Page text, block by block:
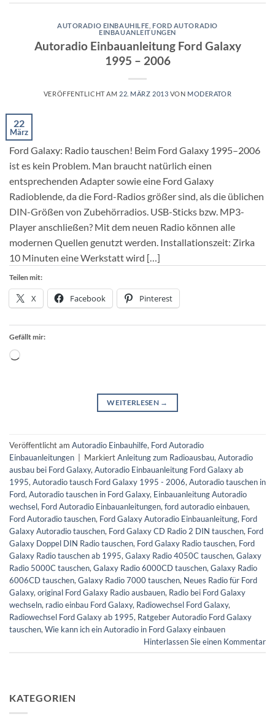
AUTORADIO EINBAUHILFE ,FORD AUTORADIO
EINBAUANLEITUNGEN
Autoradio Einbauanleitung Ford Galaxy
1995 – 2006
VERÖFFENTLICHT AM 22. MÄRZ 2013 VON MODERATOR
22
März
Ford Galaxy: Radio tauschen! Beim Ford Galaxy 1995–2006
ist es kein Problem. Man braucht natürlich einen
entsprechenden Adapter sowie eine Ford Galaxy
Radioblende, da die Ford-Radios größer sind, als die üblichen
DIN-Größen von Zubehörradios. USB-Sticks bzw. MP3-
Player anschließen? Mit dem neuen Radio können alle
modernen Quellen genutzt werden. Installationszeit: Zirka
10 Minuten eine Werkstatt wird […]
Teilen mit:
X Facebook Pinterest
Gefällt mir:
Wird
WEITERLESEN →
Veröffentlicht am Autoradio Einbauhilfe, Ford Autoradio
Einbauanleitungen
MarkiertAnleitung zum Radioausbau, Autoradio
ausbau bei Ford Galaxy, Autoradio Einbauanleitung Ford Galaxy ab
1995, Autoradio tausch Ford Galaxy 1995 - 2006, Autoradio tauschen in
Ford, Autoradio tauschen in Ford Galaxy, Einbauanleitung Autoradio
wechsel, Ford Autoradio Einbauanleitungen, ford autoradio einbauen,
Ford Autoradio tauschen, Ford Galaxy Autoradio Einbauanleitung, Ford
Galaxy Autoradio tauschen, Ford Galaxy CD Radio 2 DIN tauschen, Ford
Galaxy Doppel DIN Radio tauschen, Ford Galaxy Radio tauschen, Ford
Galaxy Radio tauschen ab 1995, Galaxy Radio 4050C tauschen, Galaxy
Radio 5000C tauschen, Galaxy Radio 6000CD tauschen, Galaxy Radio
6006CD tauschen, Galaxy Radio 7000 tauschen, Neues Radio für Ford
Galaxy, original Ford Galaxy Radio ausbauen, Radio bei Ford Galaxy
wechseln, radio einbau Ford Galaxy, Radiowechsel Ford Galaxy,
Radiowechsel Ford Galaxy ab 1995, Ratgeber Autoradio Ford Galaxy
tauschen, Wie kann ich ein Autoradio in Ford Galaxy einbauen
Hinterlassen Sie einen Kommentar
KATEGORIEN